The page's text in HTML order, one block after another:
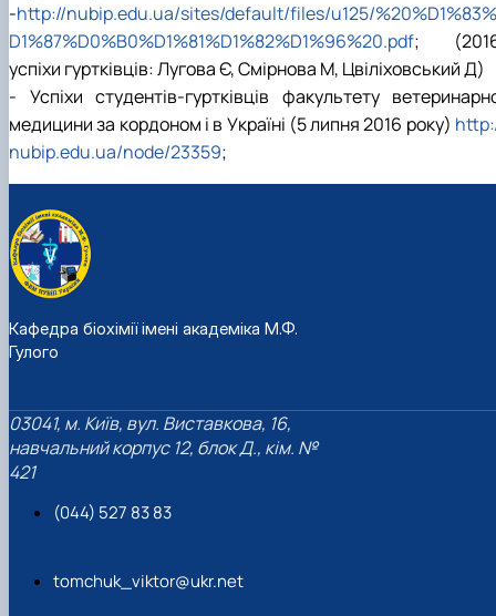
-http://nubip.edu.ua/sites/default/files/u125/%20%D1%83%
D1%87%D0%B0%D1%81%D1%82%D1%96%20.pdf;
успіхи гуртківців: Лугова Є, Смірнова М, Цвіліховський Д)
- Успіхи студентів-гуртківців факультету
медицини за кордоном і в Україні (5 липня 2016 року)
nubip.edu.ua/node/23359;
Кафедра біохімії імені академіка М.Ф.
Гулого
03041, м. Київ, вул. Виставкова, 16,
навчальний корпус 12, блок Д., кім. №
421
(044) 527 83 83
tomchuk_viktor@ukr.net